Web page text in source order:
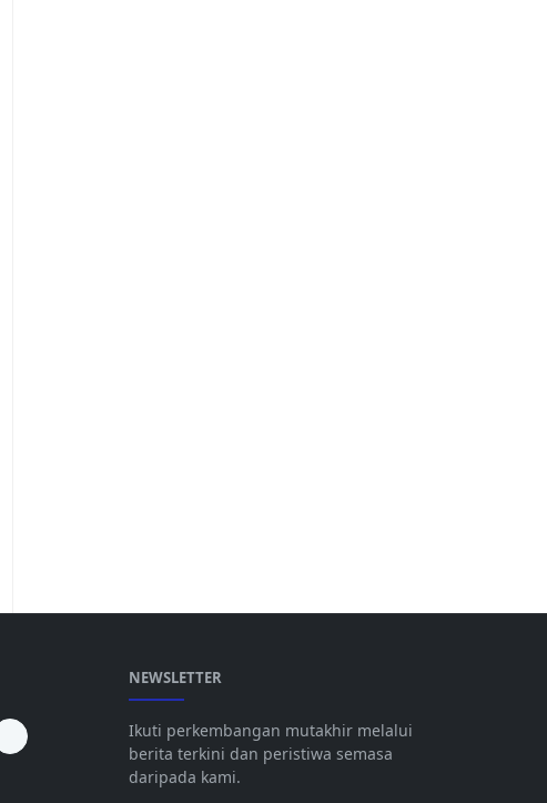
NEWSLETTER
Ikuti perkembangan mutakhir melalui
berita terkini dan peristiwa semasa
daripada kami.